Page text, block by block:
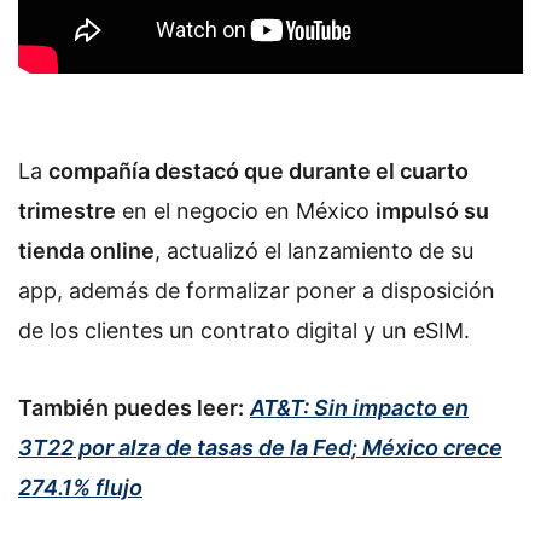
La compañía destacó que durante el cuarto
trimestre en el negocio en México impulsó su
tienda online, actualizó el lanzamiento de su
app, además de formalizar poner a disposición
de los clientes un contrato digital y un eSIM.
También puedes leer: AT&T: Sin impacto en
3T22 por alza de tasas de la Fed; México crece
274.1% flujo